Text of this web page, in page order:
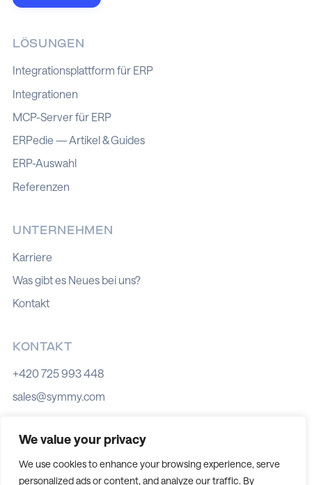
We value your privacy
We use cookies to enhance your browsing experience, serve
personalized ads or content, and analyze our traffic. By
LÖSUNGEN
Integrationsplattform für ERP
Integrationen
MCP-Server für ERP
ERPedie — Artikel & Guides
ERP-Auswahl
Referenzen
UNTERNEHMEN
Karriere
Was gibt es Neues bei uns?
Kontakt
KONTAKT
+420 725 993 448
sales@symmy.com